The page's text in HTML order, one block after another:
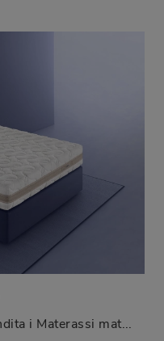
Scopri nel nostro punto vendita i Materassi matrimoniali: il modello Salus Equilibrato in lattice ti sta aspettando per assicurarti il relax totale.